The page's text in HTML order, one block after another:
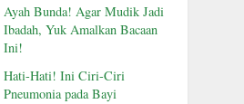
Ayah Bunda! Agar Mudik Jadi
Ibadah, Yuk Amalkan Bacaan
Ini!
Hati-Hati! Ini Ciri-Ciri
Pneumonia pada Bayi